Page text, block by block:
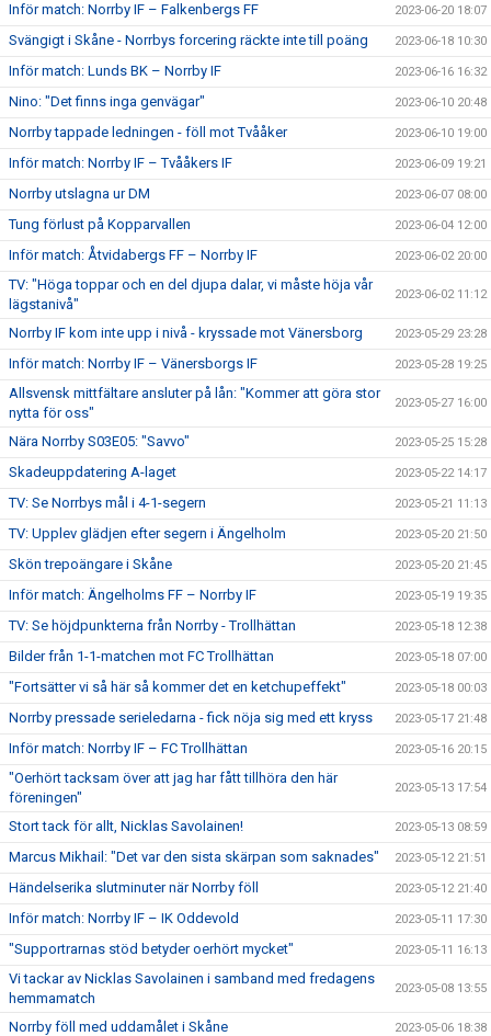
Inför match: Norrby IF – Falkenbergs FF 2023-06-20 18:07
Svängigt i Skåne - Norrbys forcering räckte inte till poäng 2023-06-18 10:30
Inför match: Lunds BK – Norrby IF 2023-06-16 16:32
Nino: "Det finns inga genvägar" 2023-06-10 20:48
Norrby tappade ledningen - föll mot Tvååker 2023-06-10 19:00
Inför match: Norrby IF – Tvååkers IF 2023-06-09 19:21
Norrby utslagna ur DM 2023-06-07 08:00
Tung förlust på Kopparvallen 2023-06-04 12:00
Inför match: Åtvidabergs FF – Norrby IF 2023-06-02 20:00
TV: "Höga toppar och en del djupa dalar, vi måste höja vår
lägstanivå"
2023-06-02 11:12
Norrby IF kom inte upp i nivå - kryssade mot Vänersborg 2023-05-29 23:28
Inför match: Norrby IF – Vänersborgs IF 2023-05-28 19:25
Allsvensk mittfältare ansluter på lån: "Kommer att göra stor
nytta för oss"
2023-05-27 16:00
Nära Norrby S03E05: "Savvo" 2023-05-25 15:28
Skadeuppdatering A-laget 2023-05-22 14:17
TV: Se Norrbys mål i 4-1-segern 2023-05-21 11:13
TV: Upplev glädjen efter segern i Ängelholm 2023-05-20 21:50
Skön trepoängare i Skåne 2023-05-20 21:45
Inför match: Ängelholms FF – Norrby IF 2023-05-19 19:35
TV: Se höjdpunkterna från Norrby - Trollhättan 2023-05-18 12:38
Bilder från 1-1-matchen mot FC Trollhättan 2023-05-18 07:00
"Fortsätter vi så här så kommer det en ketchupeffekt" 2023-05-18 00:03
Norrby pressade serieledarna - fick nöja sig med ett kryss 2023-05-17 21:48
Inför match: Norrby IF – FC Trollhättan 2023-05-16 20:15
"Oerhört tacksam över att jag har fått tillhöra den här
föreningen"
2023-05-13 17:54
Stort tack för allt, Nicklas Savolainen! 2023-05-13 08:59
Marcus Mikhail: "Det var den sista skärpan som saknades" 2023-05-12 21:51
Händelserika slutminuter när Norrby föll 2023-05-12 21:40
Inför match: Norrby IF – IK Oddevold 2023-05-11 17:30
"Supportrarnas stöd betyder oerhört mycket" 2023-05-11 16:13
Vi tackar av Nicklas Savolainen i samband med fredagens
hemmamatch
2023-05-08 13:55
Norrby föll med uddamålet i Skåne 2023-05-06 18:38